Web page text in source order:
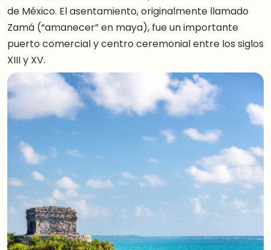
de México. El asentamiento, originalmente llamado
Zamá (“amanecer” en maya), fue un importante
puerto comercial y centro ceremonial entre los siglos
XIII y XV.